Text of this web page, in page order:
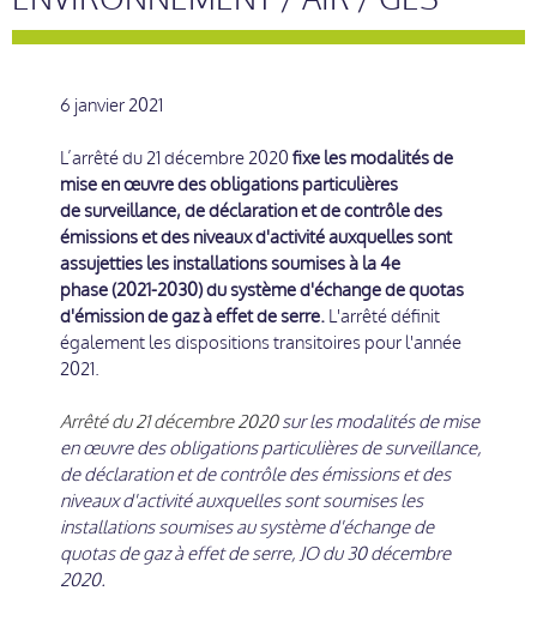
6 janvier 2021
L’arrêté du 21 décembre 2020 fixe les modalités de
mise en œuvre des obligations particulières
de surveillance, de déclaration et de contrôle des
émissions et des niveaux d'activité auxquelles sont
assujetties les installations soumises à la 4e
phase (2021-2030) du système d'échange de quotas
d'émission de gaz à effet de serre. L'arrêté définit
également les dispositions transitoires pour l'année
2021.
Arrêté du 21 décembre 2020sur les modalités de mise
en œuvre des obligations particulières de surveillance,
de déclaration et de contrôle des émissions et des
niveaux d'activité auxquelles sont soumises les
installations soumises au système d'échange de
quotas de gaz à effet de serre, JO du 30 décembre
2020.